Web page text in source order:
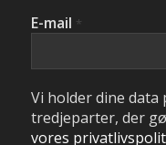
E-mail *
Vi holder dine data
tredjeparter, der
vores